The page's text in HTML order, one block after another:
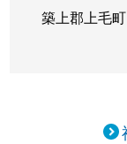
築上郡上毛町